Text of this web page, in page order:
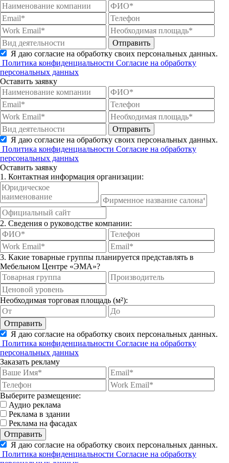
Отправить
Я даю согласие на обработку своих персональных данных.
Политика конфиденциальности Согласие на обработку
персональных данных
Оставить заявку
Отправить
Я даю согласие на обработку своих персональных данных.
Политика конфиденциальности Согласие на обработку
персональных данных
Оставить заявку
1. Контактная информация организации:
2. Сведения о руководстве компании:
3. Какие товарные группы планируется представлять в
Мебельном Центре «ЭМА»?
Необходимая торговая площадь (м²):
Отправить
Я даю согласие на обработку своих персональных данных.
Политика конфиденциальности Согласие на обработку
персональных данных
Заказать рекламу
Выберите размещение:
Аудио реклама
Реклама в здании
Реклама на фасадах
Отправить
Я даю согласие на обработку своих персональных данных.
Политика конфиденциальности Согласие на обработку